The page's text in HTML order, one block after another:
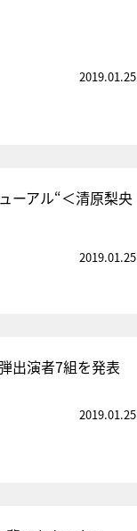
2019.01.25
ーアル“＜清原梨央
2019.01.25
出演者7組を発表
2019.01.25